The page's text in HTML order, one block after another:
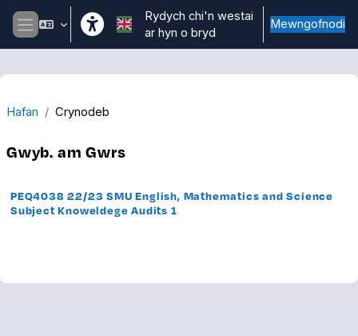
Mynd i'r prif gynnwys
Side panel
Rydych chi'n westai
ar hyn o bryd
Mewngofnodi
Hafan Crynodeb
Gwyb. am Gwrs
PEQ4038 22/23 SMU English, Mathematics and Science
Subject Knoweldege Audits 1